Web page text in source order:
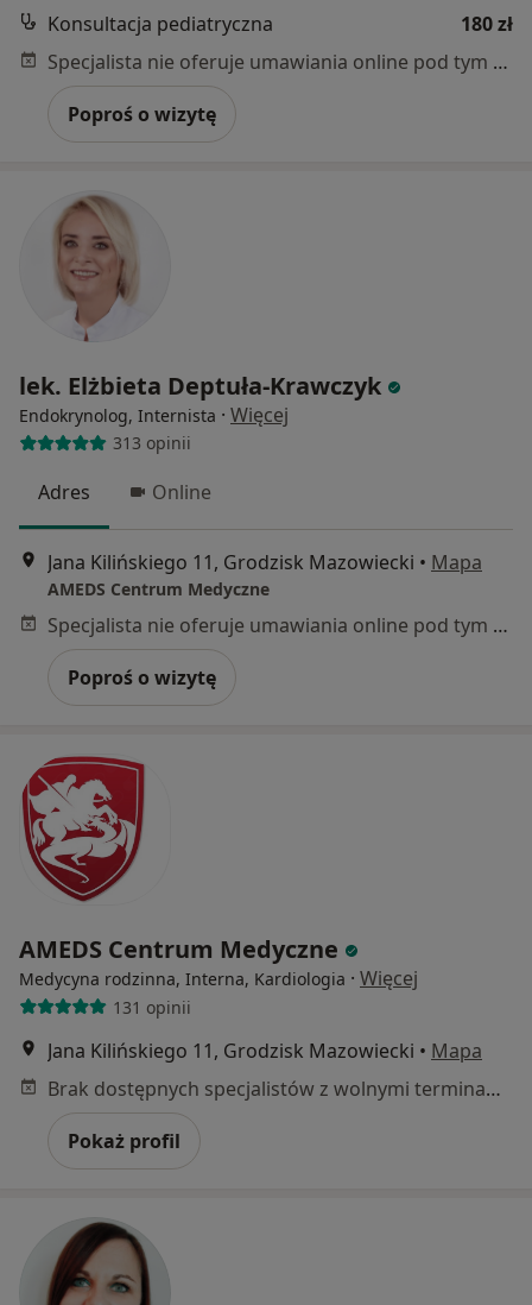
Konsultacja pediatryczna
180 zł
Specjalista nie oferuje umawiania online pod tym adresem.
Poproś o wizytę
lek. Elżbieta Deptuła-Krawczyk
Endokrynolog, Internista · Więcej
313 opinii
Adres Online
Jana Kilińskiego 11, Grodzisk Mazowiecki • Mapa
AMEDS Centrum Medyczne
Specjalista nie oferuje umawiania online pod tym adresem.
Poproś o wizytę
AMEDS Centrum Medyczne
Medycyna rodzinna, Interna, Kardiologia · Więcej
131 opinii
Jana Kilińskiego 11, Grodzisk Mazowiecki • Mapa
Brak dostępnych specjalistów z wolnymi terminami w tym centrum medycznym.
Pokaż profil